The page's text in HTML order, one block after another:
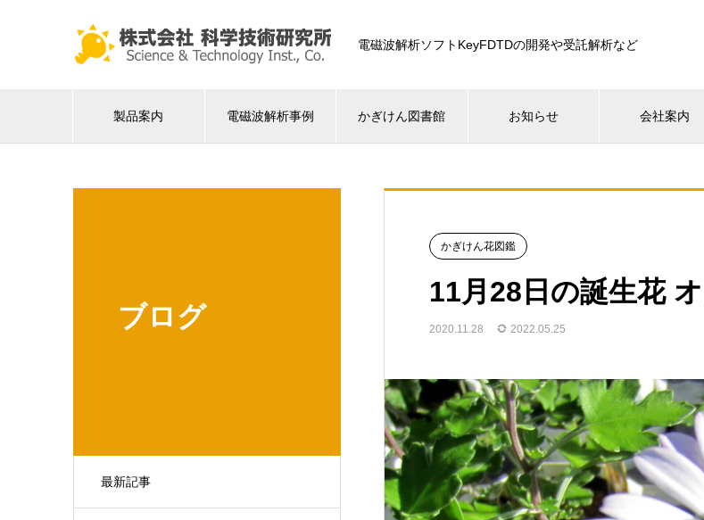
電磁波解析ソフトKeyFDTDの開発や受託解析など
製品案内 電磁波解析事例 かぎけん図書館 お知らせ 会社案内
ブログ
最新記事
かぎけん花図鑑
11月28日の誕生花
2020.11.28 2022.05.25